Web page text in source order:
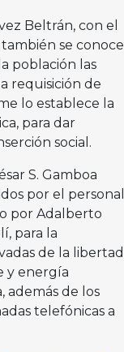
Beltrán, con el
se conoce
población las
requisición de
lo establece la
para dar
social.
S. Gamboa
por el personal
por Adalberto
para la
de la libertad
y energía
de los
telefónicas a